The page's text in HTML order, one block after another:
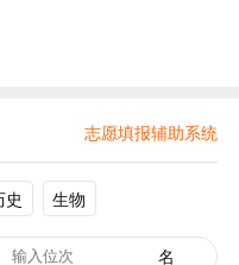
志愿填报辅助系统
史 生物
名